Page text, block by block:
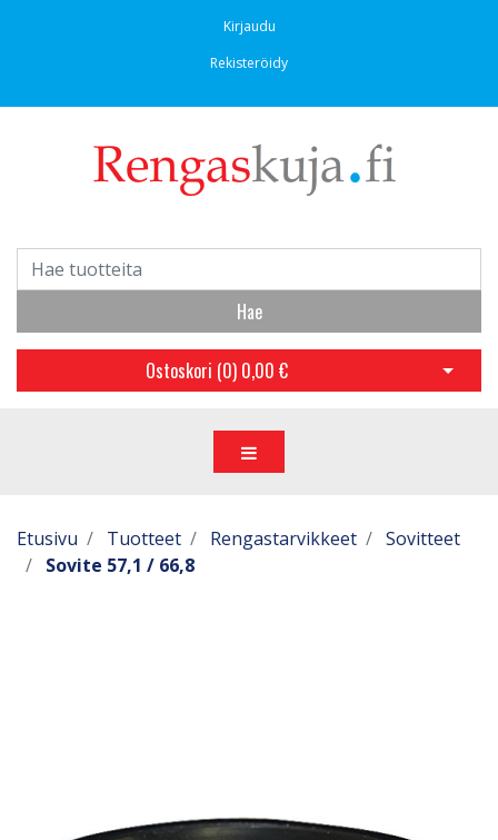
Kirjaudu
Rekisteröidy
Hae
Ostoskori (0) 0,00 € Avaa
Etusivu Tuotteet Rengastarvikkeet
Sovitteet
Sovite 57,1 / 66,8